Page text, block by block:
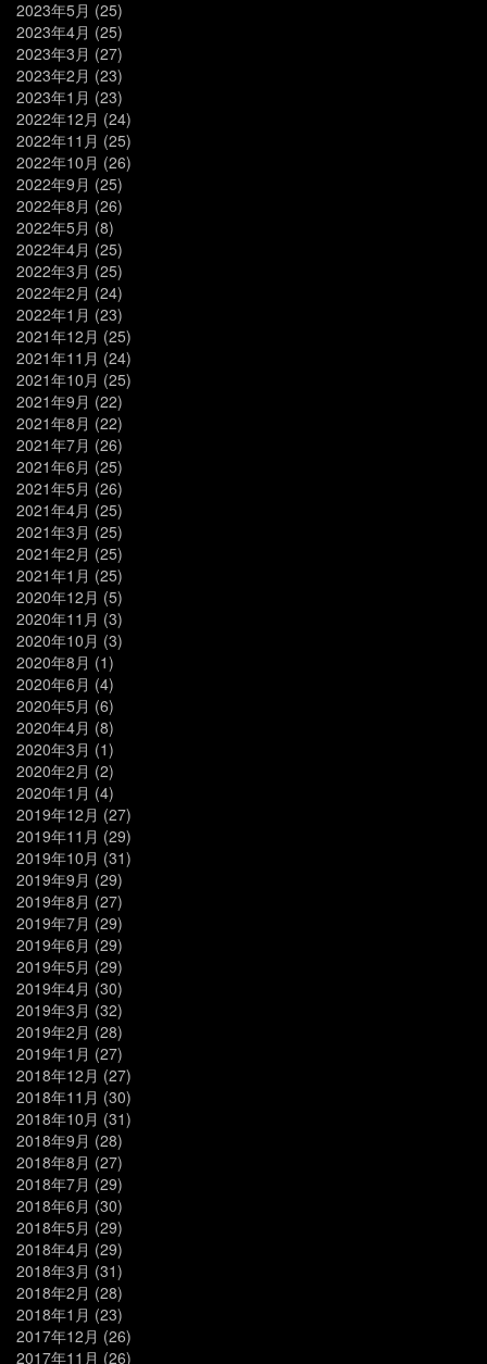
2023年5月 (25)
2023年4月 (25)
2023年3月 (27)
2023年2月 (23)
2023年1月 (23)
2022年12月 (24)
2022年11月 (25)
2022年10月 (26)
2022年9月 (25)
2022年8月 (26)
2022年5月 (8)
2022年4月 (25)
2022年3月 (25)
2022年2月 (24)
2022年1月 (23)
2021年12月 (25)
2021年11月 (24)
2021年10月 (25)
2021年9月 (22)
2021年8月 (22)
2021年7月 (26)
2021年6月 (25)
2021年5月 (26)
2021年4月 (25)
2021年3月 (25)
2021年2月 (25)
2021年1月 (25)
2020年12月 (5)
2020年11月 (3)
2020年10月 (3)
2020年8月 (1)
2020年6月 (4)
2020年5月 (6)
2020年4月 (8)
2020年3月 (1)
2020年2月 (2)
2020年1月 (4)
2019年12月 (27)
2019年11月 (29)
2019年10月 (31)
2019年9月 (29)
2019年8月 (27)
2019年7月 (29)
2019年6月 (29)
2019年5月 (29)
2019年4月 (30)
2019年3月 (32)
2019年2月 (28)
2019年1月 (27)
2018年12月 (27)
2018年11月 (30)
2018年10月 (31)
2018年9月 (28)
2018年8月 (27)
2018年7月 (29)
2018年6月 (30)
2018年5月 (29)
2018年4月 (29)
2018年3月 (31)
2018年2月 (28)
2018年1月 (23)
2017年12月 (26)
2017年11月 (26)